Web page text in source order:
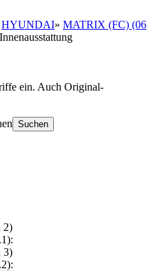
HYUNDAI» MATRIX (FC) (06
ein. Auch Original-
Suchen
2)
3)